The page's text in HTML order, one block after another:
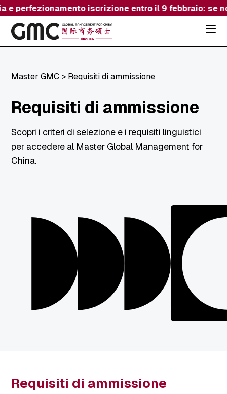
e perfezionamentoiscrizioneentro il 9 febbraio: se
menu
Master GMC > Requisiti di ammissione
Requisiti di ammissione
Scopri i criteri di selezione e i requisiti linguistici
per accedere al Master Global Management for
China.
Requisiti di ammissione